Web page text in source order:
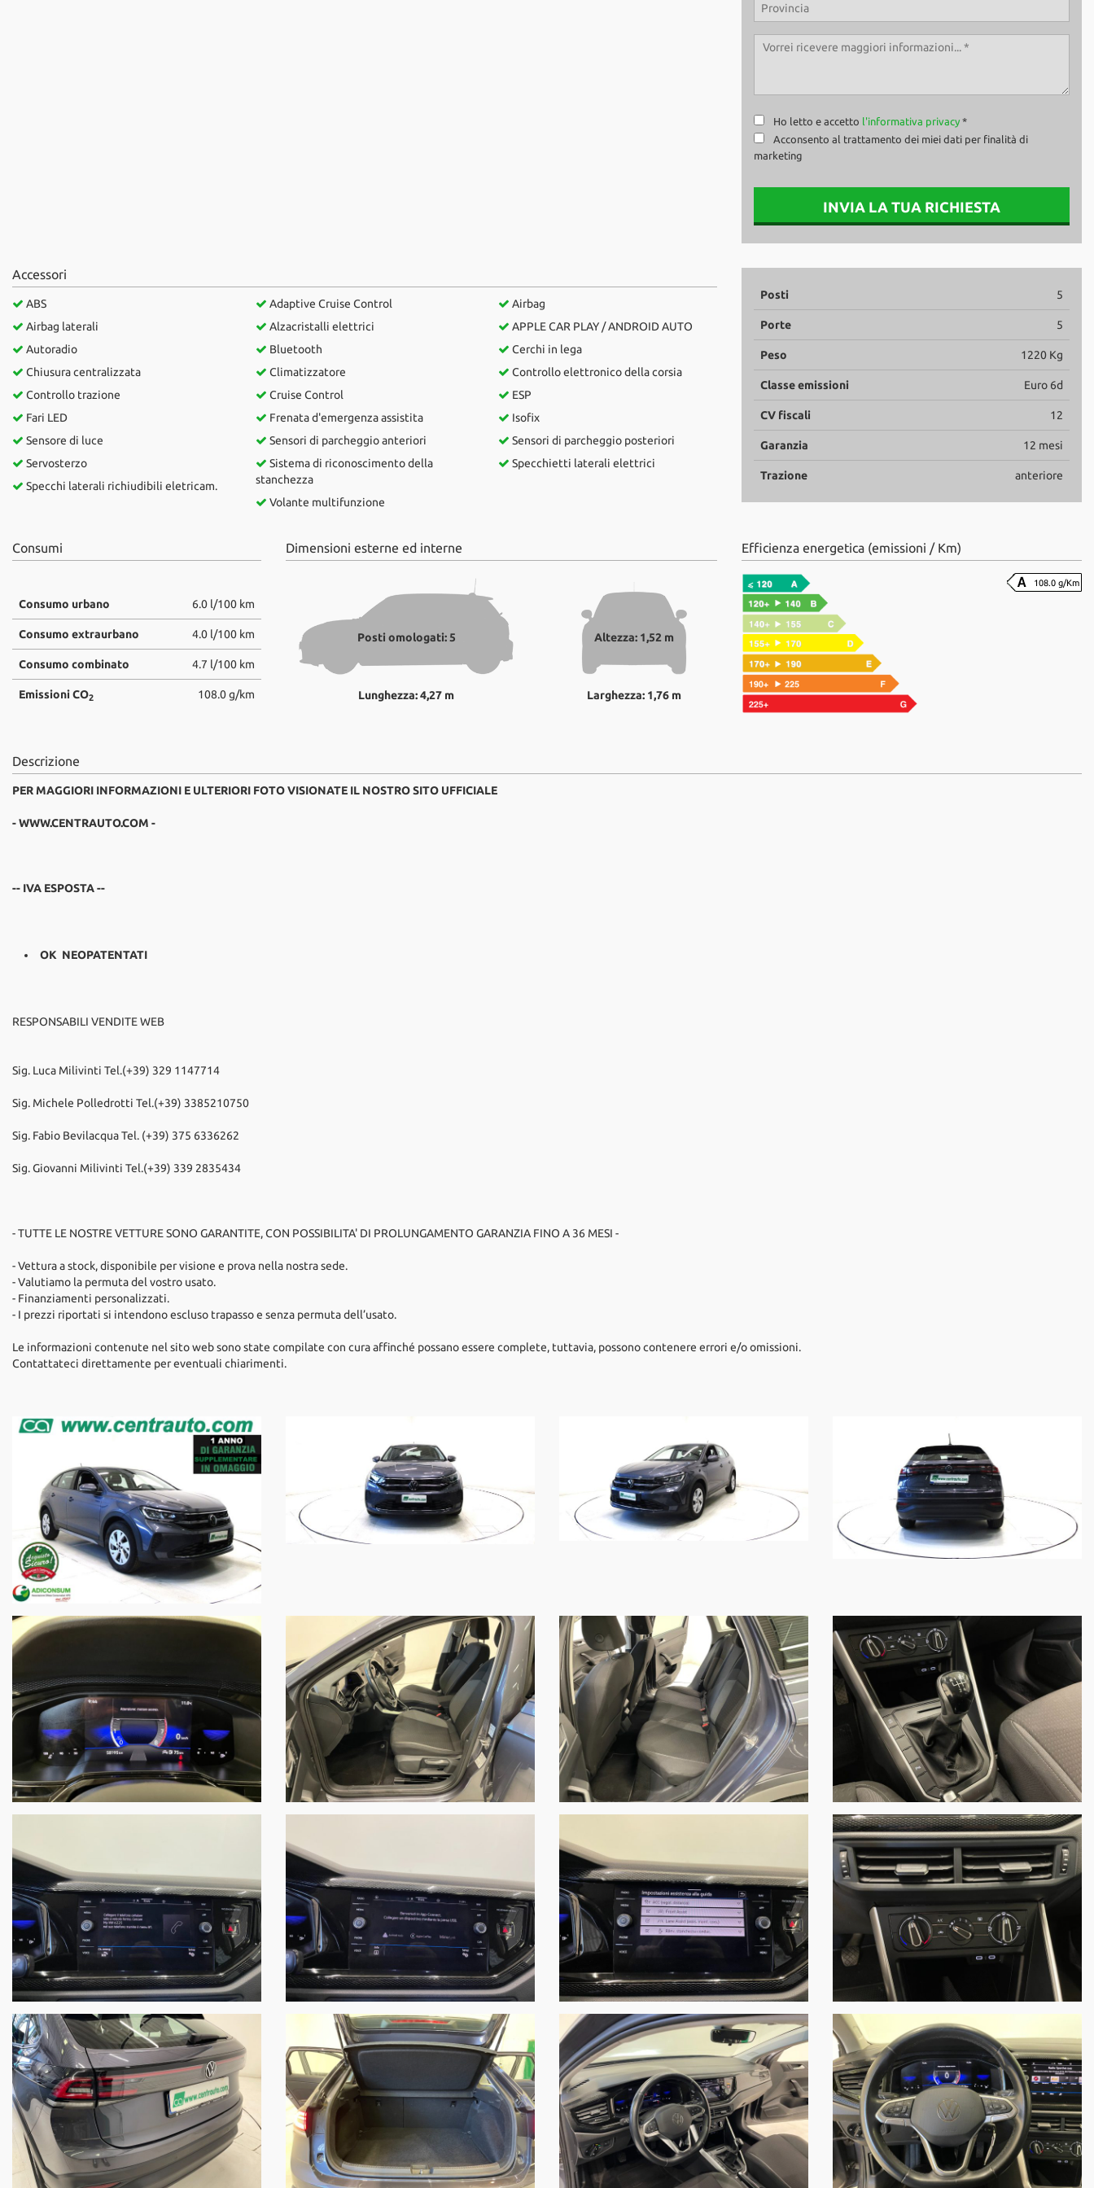
Ho letto e accetto l'informativa privacy *
Acconsento al trattamento dei miei dati per finalità di
marketing
INVIA LA TUA RICHIESTA
Accessori
ABS
Airbag laterali
Autoradio
Chiusura centralizzata
Controllo trazione
Fari LED
Sensore di luce
Servosterzo
Specchi laterali richiudibili eletricam.
Adaptive Cruise Control
Alzacristalli elettrici
Bluetooth
Climatizzatore
Cruise Control
Frenata d'emergenza assistita
Sensori di parcheggio anteriori
Sistema di riconoscimento della
stanchezza
Volante multifunzione
Airbag
APPLE CAR PLAY / ANDROID AUTO
Cerchi in lega
Controllo elettronico della corsia
ESP
Isofix
Sensori di parcheggio posteriori
Specchietti laterali elettrici
Posti 5
Porte 5
Peso 1220 Kg
Classe emissioni Euro 6d
CV fiscali 12
Garanzia 12 mesi
Trazione anteriore
Consumi
Consumo urbano 6.0 l/100 km
Consumo extraurbano 4.0 l/100 km
Consumo combinato 4.7 l/100 km
Emissioni CO2 108.0 g/km
Dimensioni esterne ed interne
Posti omologati: 5
Lunghezza: 4,27 m
Altezza: 1,52 m
Larghezza: 1,76 m
Efficienza energetica (emissioni / Km)
108.0 g/Km
Descrizione
PER MAGGIORI INFORMAZIONI E ULTERIORI FOTO VISIONATE IL NOSTRO SITO UFFICIALE
- WWW.CENTRAUTO.COM -
-- IVA ESPOSTA --
OK NEOPATENTATI
RESPONSABILI VENDITE WEB
Sig. Luca Milivinti Tel.(+39) 329 1147714
Sig. Michele Polledrotti Tel.(+39) 3385210750
Sig. Fabio Bevilacqua Tel. (+39) 375 6336262
Sig. Giovanni Milivinti Tel.(+39) 339 2835434
- TUTTE LE NOSTRE VETTURE SONO GARANTITE, CON POSSIBILITA' DI PROLUNGAMENTO GARANZIA FINO A 36 MESI -
- Vettura a stock, disponibile per visione e prova nella nostra sede.
- Valutiamo la permuta del vostro usato.
- Finanziamenti personalizzati.
- I prezzi riportati si intendono escluso trapasso e senza permuta dell’usato.
Le informazioni contenute nel sito web sono state compilate con cura affinché possano essere complete, tuttavia, possono contenere errori e/o omissioni.
Contattateci direttamente per eventuali chiarimenti.
in
momento.
Cookie necessari